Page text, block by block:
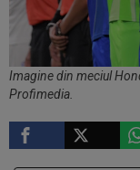
Imagine din meciul
Profimedia.